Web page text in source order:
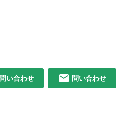
問い合わせ 問い合わせ